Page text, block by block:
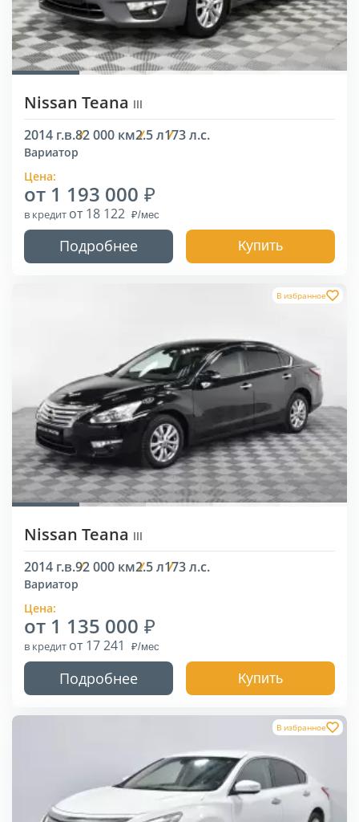
Nissan Teana III
2014 г.в.82 000 км2.5 л173 л.с.
Вариатор
Цена:
от 1 193 000
в кредит от 18 122
Подробнее Купить
В избранное
Nissan Teana III
2014 г.в.92 000 км2.5 л173 л.с.
Вариатор
Цена:
от 1 135 000
в кредит от 17 241
Подробнее Купить
В избранное